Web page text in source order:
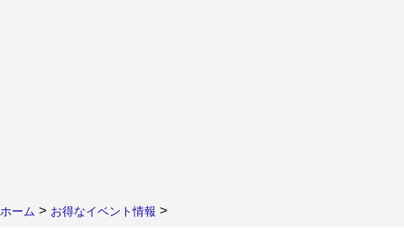
ホーム > お得なイベント情報 >